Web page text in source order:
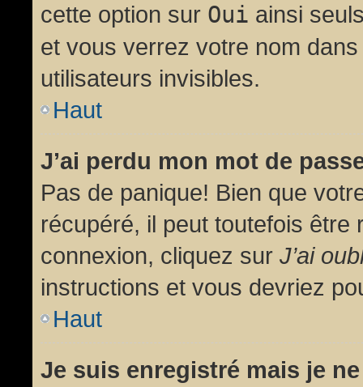
cette option sur Oui ainsi
et vous verrez votre nom
utilisateurs invisibles.
Haut
J’ai perdu mon mot de
Pas de panique! Bien que
récupéré, il peut toutefois être
connexion, cliquez sur J’ai
instructions et vous devriez
Haut
Je suis enregistré mais je